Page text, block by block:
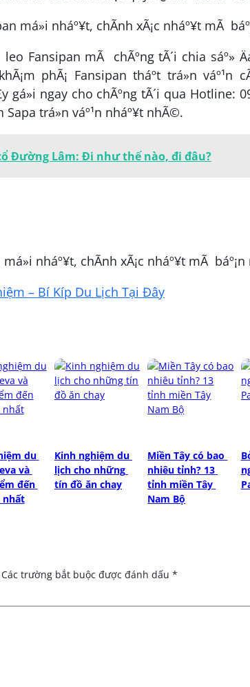
leo Fansipan mÃ chÃºng tÃ´i chia sáº»
phÃ¡ Fansipan tháº­t trá»n váº¹n
ngay cho chÃºng tÃ´i qua Hotline:
Sapa trá»n váº¹n nháº¥t nhÃ©.
Đường Lâm: Đi như thế nào, đi đâu?
nháº¥t, chÃ­nh xÃ¡c nháº¥t mÃ báº¡n
– Bí Kíp Du Lịch Tại Đây
du
và
đến
nhất
Kinh nghiệm du
lịch cho những
tín đồ ăn chay
Miền Tây có bao
nhiêu tỉnh? 13
tỉnh miền Tây
Nam Bộ
Các trường bắt buộc được đánh dấu *